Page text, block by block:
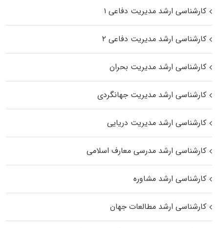
کارشناسی ارشد مدیریت دفاعی ۱
کارشناسی ارشد مدیریت دفاعی ۲
کارشناسی ارشد مدیریت بحران
کارشناسی ارشد مدیریت جهانگردی
کارشناسی ارشد مدیریت دریایی
کارشناسی ارشد مدرسی معارف اسلامی
کارشناسی ارشد مشاوره
کارشناسی ارشد مطالعات جهان